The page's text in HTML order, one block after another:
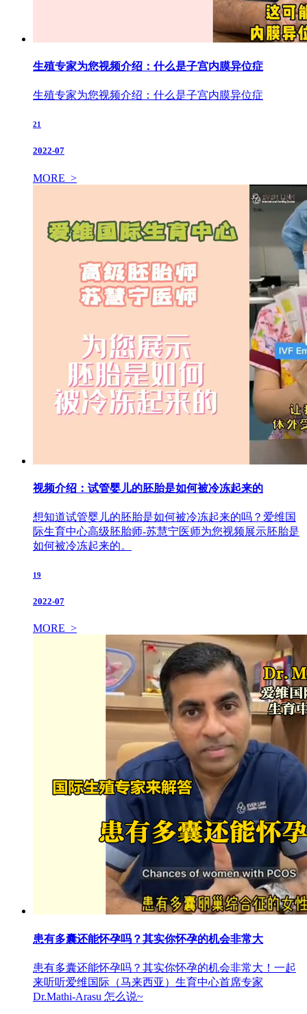
生殖专家为您视频介绍：什么是子宫内膜异位症
生殖专家为您视频介绍：什么是子宫内膜异位症
21
2022-07
MORE >
视频介绍：试管婴儿的胚胎是如何被冷冻起来的
想知道试管婴儿的胚胎是如何被冷冻起来的吗？爱维国
际生育中心高级胚胎师-苏慧宁医师为您视频展示胚胎是
如何被冷冻起来的。
19
2022-07
MORE >
患有多囊还能怀孕吗？其实你怀孕的机会非常大
患有多囊还能怀孕吗？其实你怀孕的机会非常大！一起
来听听爱维国际（马来西亚）生育中心首席专家
Dr.Mathi-Arasu 怎么说~